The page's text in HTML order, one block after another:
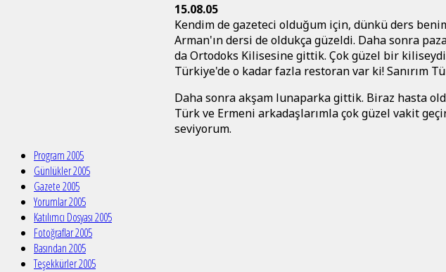
15.08.05
Kendim de gazeteci olduğum için, dünkü ders
Arman'ın dersi de oldukça güzeldi. Daha sonra
da Ortodoks Kilisesine gittik. Çok güzel bir
Türkiye'de o kadar fazla restoran var ki! Sanırım
Daha sonra akşam lunaparka gittik. Biraz hasta
Türk ve Ermeni arkadaşlarımla çok güzel vakit
seviyorum.
Program 2005
Günlükler 2005
Gazete 2005
Yorumlar 2005
Katılımcı Dosyası 2005
Fotoğraflar 2005
Basından 2005
Teşekkürler 2005